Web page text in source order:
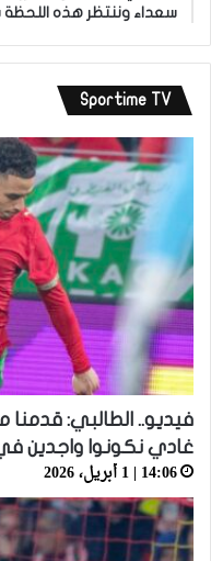
سعداء وننتظر هذه اللحظة
Sportime TV
فيديو.. الطالبي: قدمنا
غادي نكونوا واجدين
14:06 | 1 أبريل، 2026